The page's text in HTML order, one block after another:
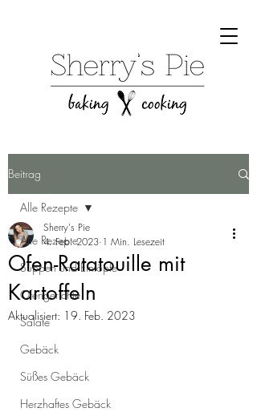
Beitrag
Alle Rezepte
Suppen und Eintöpfe
Ofengerichte
Salate
Gebäck
Süßes Gebäck
Herzhaftes Gebäck
Alle Rezepte
Ofen-Ratatouille mit
Kartoffeln
Sherry's Pie
4. Feb. 2023 1 Min. Lesezeit
Aktualisiert: 19. Feb. 2023